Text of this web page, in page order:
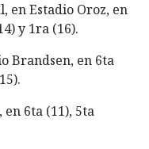
en Estadio Oroz, en
y 1ra (16).
Brandsen, en 6ta
6ta (11), 5ta